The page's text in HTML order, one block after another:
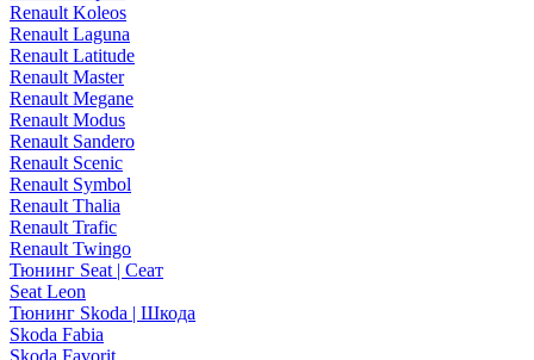
Renault Koleos
Renault Laguna
Renault Latitude
Renault Master
Renault Megane
Renault Modus
Renault Sandero
Renault Scenic
Renault Symbol
Renault Thalia
Renault Trafic
Renault Twingo
Тюнинг Seat | Сеат
Seat Leon
Тюнинг Skoda | Шкода
Skoda Fabia
Skoda Favorit